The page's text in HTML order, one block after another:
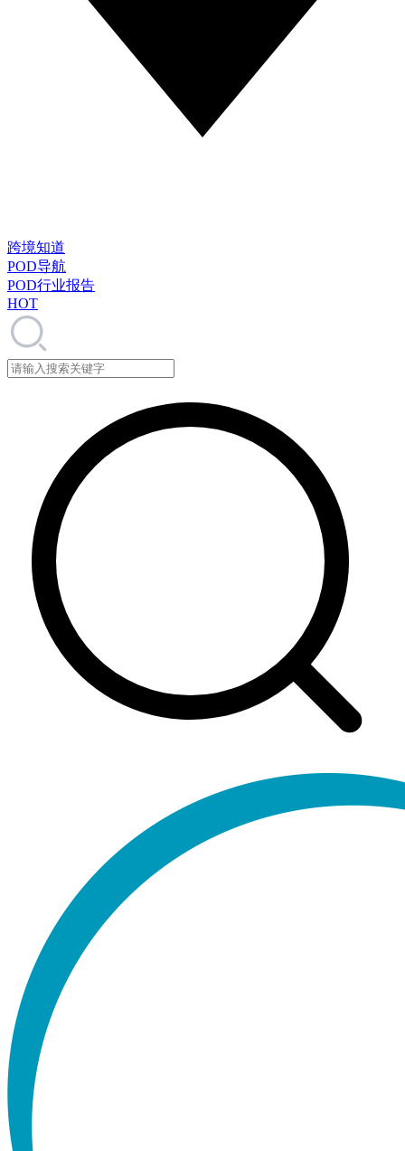
跨境知道
POD导航
POD行业报告
HOT